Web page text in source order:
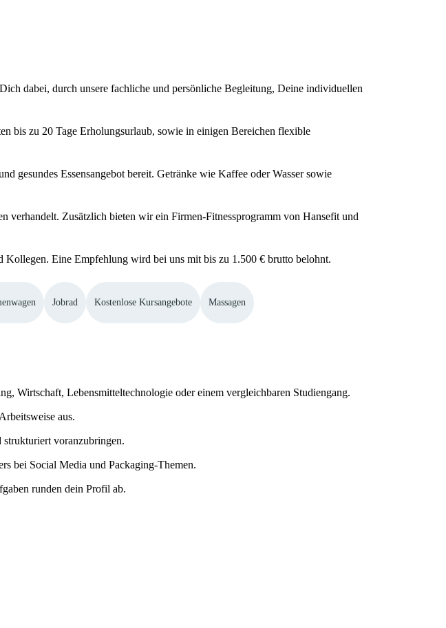
dabei, durch unsere fachliche und persönliche Begleitung, Deine individuellen
bis zu 20 Tage Erholungsurlaub, sowie in einigen Bereichen flexible
gesundes Essensangebot bereit. Getränke wie Kaffee oder Wasser sowie
verhandelt. Zusätzlich bieten wir ein Firmen-Fitnessprogramm von Hansefit und
Eine Empfehlung wird bei uns mit bis zu 1.500 € brutto belohnt.
Jobrad Kostenlose Kursangebote Massagen
Wirtschaft, Lebensmitteltechnologie oder einem vergleichbaren Studiengang.
aus.
voranzubringen.
bei Social Media und Packaging-Themen.
runden dein Profil ab.